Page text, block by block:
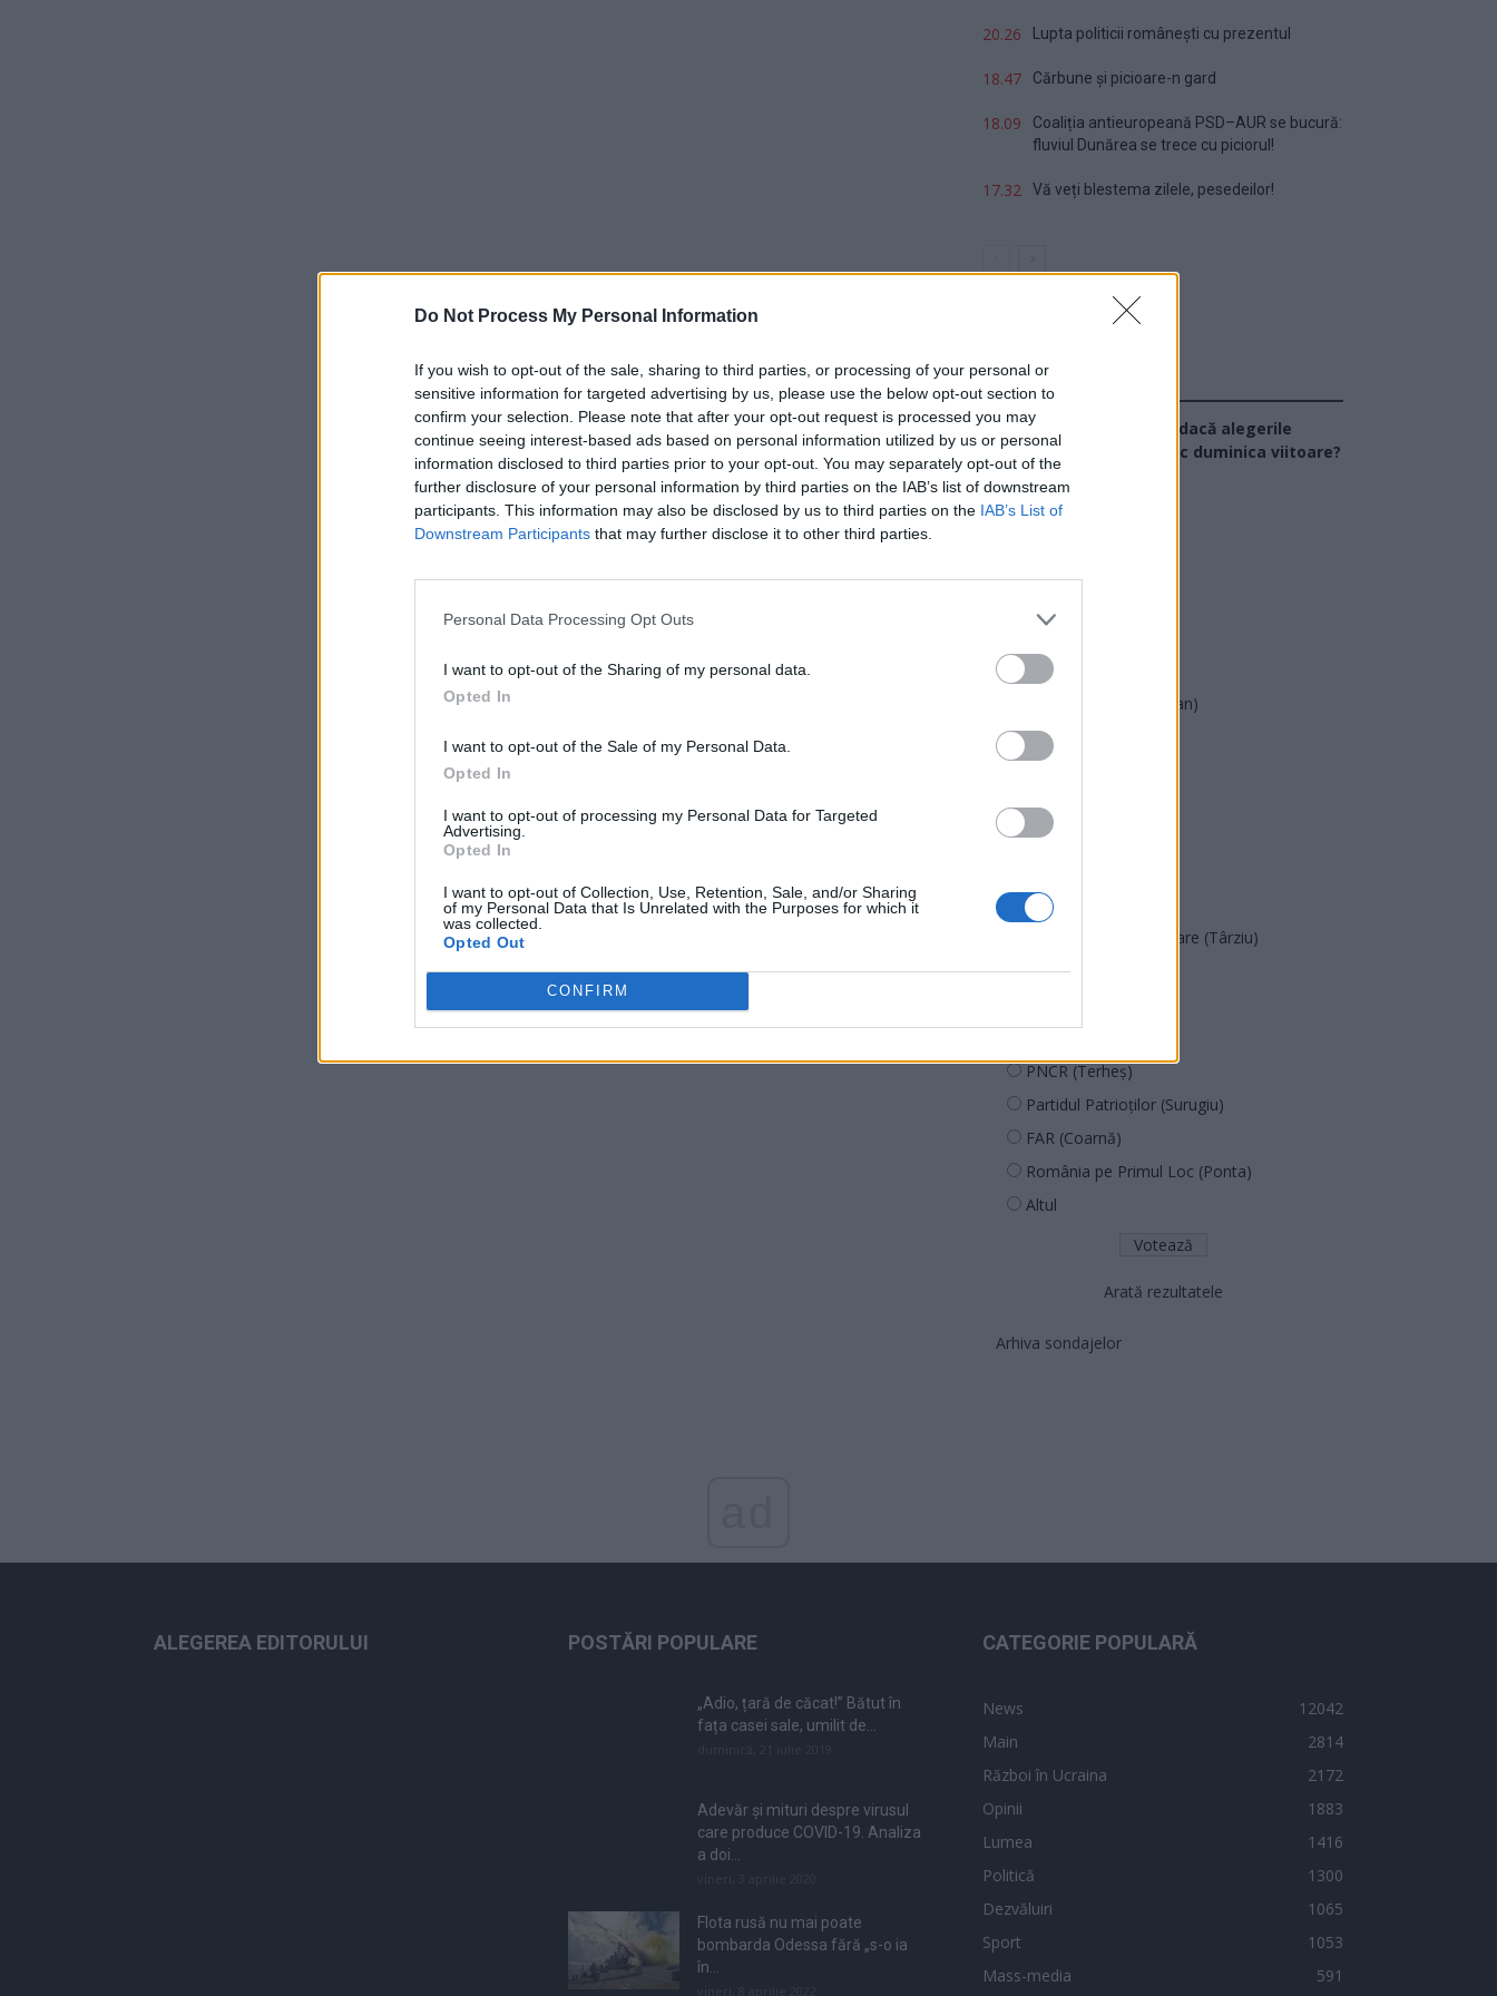
Do Not Process My Personal Information
If you wish to opt-out of the sale, sharing to third parties, or processing of your personal or
sensitive information for targeted advertising by us, please use the below opt-out section to
confirm your selection. Please note that after your opt-out request is processed you may
continue seeing interest-based ads based on personal information utilized by us or personal
information disclosed to third parties prior to your opt-out. You may separately opt-out of the
further disclosure of your personal information by third parties on the IAB’s list of downstream
participants. This information may also be disclosed by us to third parties on the IAB’s List of
Downstream Participants that may further disclose it to other third parties.
Personal Data Processing Opt Outs
I want to opt-out of the Sharing of my personal data.
Opted In
I want to opt-out of the Sale of my Personal Data.
Opted In
I want to opt-out of processing my Personal Data for Targeted
Advertising.
Opted In
I want to opt-out of Collection, Use, Retention, Sale, and/or Sharing
of my Personal Data that Is Unrelated with the Purposes for which it
was collected.
Opted Out
CONFIRM
20.26 Lupta politicii românești cu prezentul
18.47 Cărbune și picioare-n gard
18.09
Coaliția antieuropeană PSD–AUR se bucură:
fluviul Dunărea se trece cu piciorul!
17.32 Vă veți blestema zilele, pesedeilor!
Sondaj
Ce partid ați vota dacă alegerile
parlamentare ar avea loc duminica viitoare?
USR
PMP (Tomac)
Forța Dreptei (L. Orban)
PNȚMM
SENS
SOS (Șoșoacă)
PACE (Peia)
Acțiunea Conservatoare (Târziu)
PDF (Lazarus)
PNCR (Terheș)
Partidul Patrioților (Surugiu)
FAR (Coarnă)
România pe Primul Loc (Ponta)
Altul
Arată rezultatele
Arhiva sondajelor
ALEGEREA EDITORULUI POSTĂRI POPULARE
„Adio, țară de căcat!” Bătut în
fața casei sale, umilit de...
Adevăr și mituri despre virusul
care produce COVID-19. Analiza
a doi...
Flota rusă nu mai poate
bombarda Odessa fără „s-o ia
în...
CATEGORIE POPULARĂ
News
12042
Main
2814
Război în Ucraina
2172
Opinii
1883
Lumea
1416
Politică
1300
Dezvăluiri
1065
Sport
1053
Mass-media
591